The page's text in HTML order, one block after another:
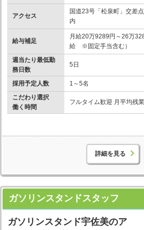
アクセス
国道23号「松泉町」交差
内
給与補足
月給20万9289円～26万
給 ※固定手当含む）
週当たり最低勤
務日数
5日
採用予定人数
1～5名
こだわり選択
働く時間
フルタイム歓迎 月平均残
詳細を見る
ガソリンスタンドスタッフ
ガソリンスタンド宇佐美のア